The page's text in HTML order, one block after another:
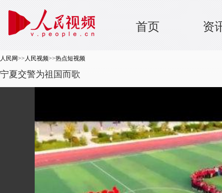
首页 资
人民网>> 人民视频>>热点短视频
宁夏交警为祖国而歌